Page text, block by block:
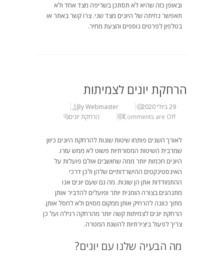
ובאופן כזה שהיא לא תסתכן בשריפה מצד אחד ולא
תאפשר נחיתה של היונים מצד שני. צרו קשר באתר או
בטלפון לפרטים נוספים והצעת מחיר.
הרחקת יונים לצמיתות
29 ביולי 2020
By Webmaster
Comments are Off
הרחקת יונים
לאורך השנים פותחו שיטות שונות להרחקת היונים כיוון
שמרבית השיטות המסורתיות פשוט לא ממש עזרו.
היונים חכמות יותר ממה שחושבים אולם פועלות על
האינסטינקטים ההישרדותיים שלהן ולכן דרכי
ההתמודדות אתן הן שונות. מה גם שעם יונים אנו
מתנהגים בצורה הומנית יותר ופועלים להדביר אותן
מתוך כוונה להרחיק אותן ממקום מסוים ולא לחסל אותן.
הרחקת יונים לצמיתות קשה יותר מהרחקה רגילה ועל כן
צריך לפעול ביצירתיות להשגת המטרה.
מה הבעיה שלנו עם יונים?